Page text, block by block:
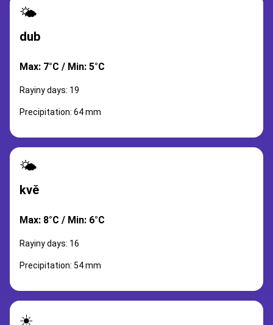
🌤️
dub
Max: 7°C / Min: 5°C
Rayiny days: 19
Precipitation: 64 mm
🌤️
kvě
Max: 8°C / Min: 6°C
Rayiny days: 16
Precipitation: 54 mm
☀️